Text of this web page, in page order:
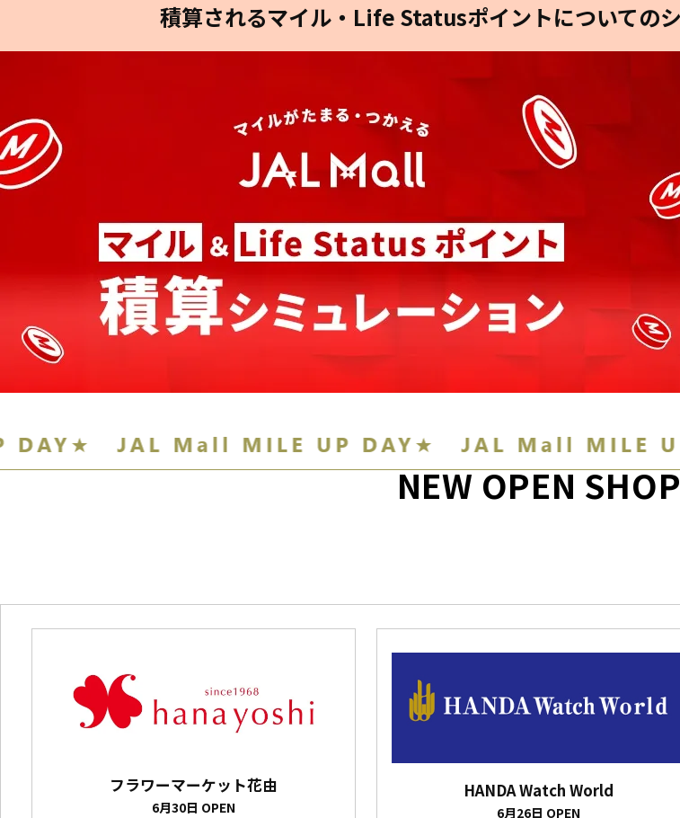
積算されるマイル・Life Statusポイントについての
NEW OPEN
6月30日 OPEN
フラワーマーケット花由
6月26日 OPEN
HANDA Watch World